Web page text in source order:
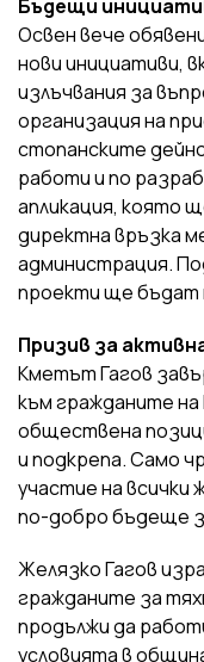
Бъдещи
Освен вече
нови инициативи,
излъчвания за
организация на
стопанските
работи и по
апликация, която
директна връзка
администрация.
проекти ще бъдат
Призив за
Кметът Гагов
към гражданите
обществена
и подкрепа. Само
участие на
по-добро бъдеще
Желязко Гагов
гражданите за
продължи да
условията в